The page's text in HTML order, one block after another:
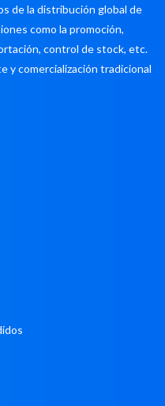
de la distribución global de
como la promoción,
control de stock, etc.
y comercialización tradicional